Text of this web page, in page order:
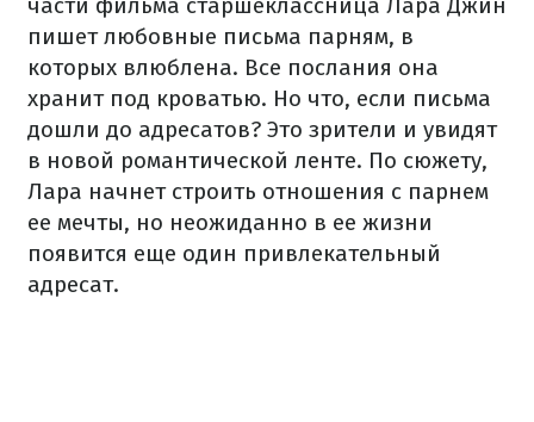
пишет любовные письма парням, в
которых влюблена. Все послания она
хранит под кроватью. Но что, если письма
дошли до адресатов? Это зрители и увидят
в новой романтической ленте. По сюжету,
Лара начнет строить отношения с парнем
ее мечты, но неожиданно в ее жизни
появится еще один привлекательный
адресат.